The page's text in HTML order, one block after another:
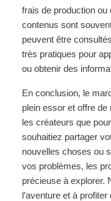
frais de production ou
contenus sont
peuvent être
très pratiques pour
ou obtenir des
En conclusion, le
plein essor et offre
les créateurs que
souhaitiez partager
nouvelles choses ou
vos problèmes, les
précieuse à explorer.
l’aventure et à